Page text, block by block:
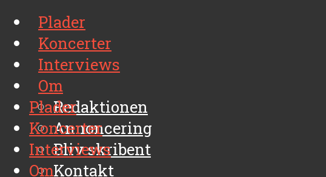
Plader
Koncerter
Interviews
Om
Redaktionen
Annoncering
Bliv skribent
Kontakt
Plader
Koncerter
Interviews
Om